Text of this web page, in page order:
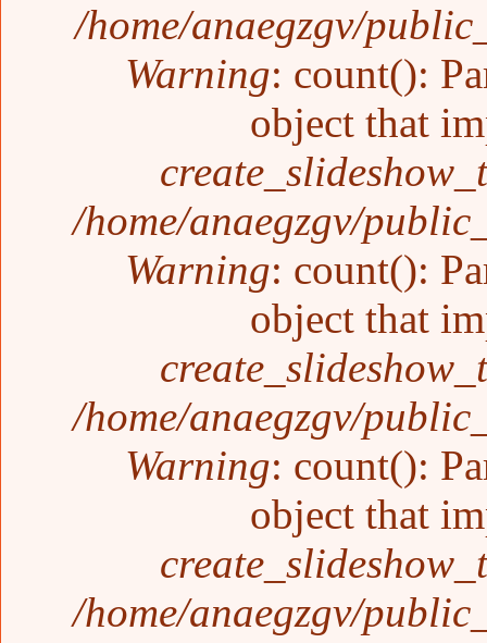
/home/anaegzgv/
Warning: count():
object that
/home/anaegzgv/
Warning: count():
object that
/home/anaegzgv/
Warning: count():
object that
/home/anaegzgv/